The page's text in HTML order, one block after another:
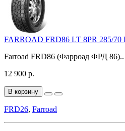
FARROAD FRD86 LT 8PR 285/70
Farroad FRD86 (Фарроад ФРД 86)..
12 900 р.
В корзину
FRD26, Farroad